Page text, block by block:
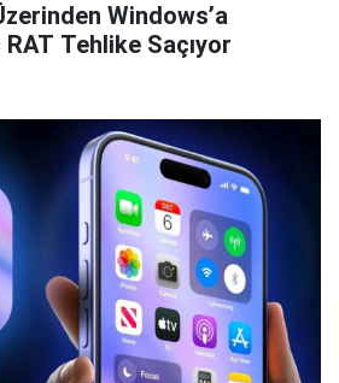
Windows’a
Tehlike Saçıyor